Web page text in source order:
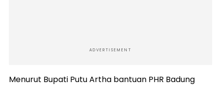
ADVERTISEMENT
Menurut Bupati Putu Artha bantuan PHR Badung